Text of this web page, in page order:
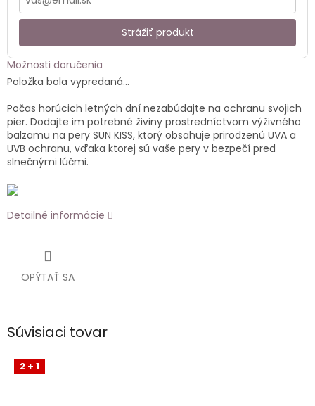
Strážiť produkt
Možnosti doručenia
Položka bola vypredaná…
Počas horúcich letných dní nezabúdajte na ochranu svojich
pier. Dodajte im potrebné živiny prostredníctvom výživného
balzamu na pery SUN KISS, ktorý obsahuje prirodzenú UVA a
UVB ochranu, vďaka ktorej sú vaše pery v bezpečí pred
slnečnými lúčmi.
Detailné informácie
OPÝTAŤ SA
Súvisiaci tovar
2 + 1